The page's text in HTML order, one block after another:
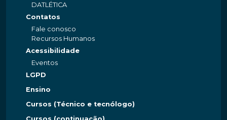
DATLÉTICA
Contatos
Fale conosco
Recursos Humanos
Acessibilidade
Eventos
LGPD
Ensino
Cursos (Técnico e tecnólogo)